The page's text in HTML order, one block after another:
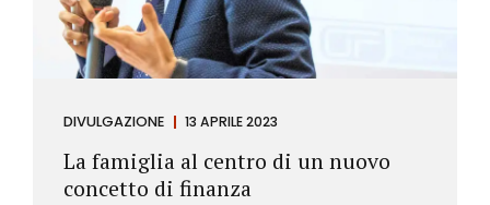
DIVULGAZIONE 13 APRILE 2023
La famiglia al centro di un nuovo
concetto di finanza